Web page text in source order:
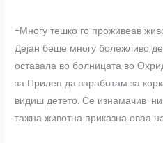
-Многу тешко го проживеав
Дејан беше многу болежливо
оставала во болницата во
за Прилеп да заработам за
видиш детето. Се изнамачив-
тажна животна приказна оваа